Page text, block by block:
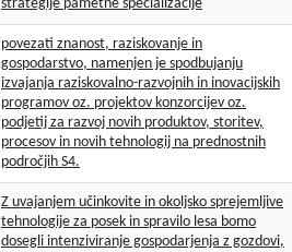
strategije pametne specializacije
povezati znanost, raziskovanje in
gospodarstvo, namenjen je spodbujanju
izvajanja raziskovalno-razvojnih in inovacijskih
programov oz. projektov konzorcijev oz.
podjetij za razvoj novih produktov, storitev,
procesov in novih tehnologij na prednostnih
področjih S4.
Z uvajanjem učinkovite in okoljsko sprejemljive
tehnologije za posek in spravilo lesa bomo
dosegli intenziviranje gospodarjenja z gozdovi,